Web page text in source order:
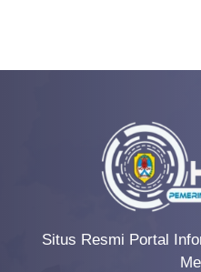
t
a
Situs Resmi Portal